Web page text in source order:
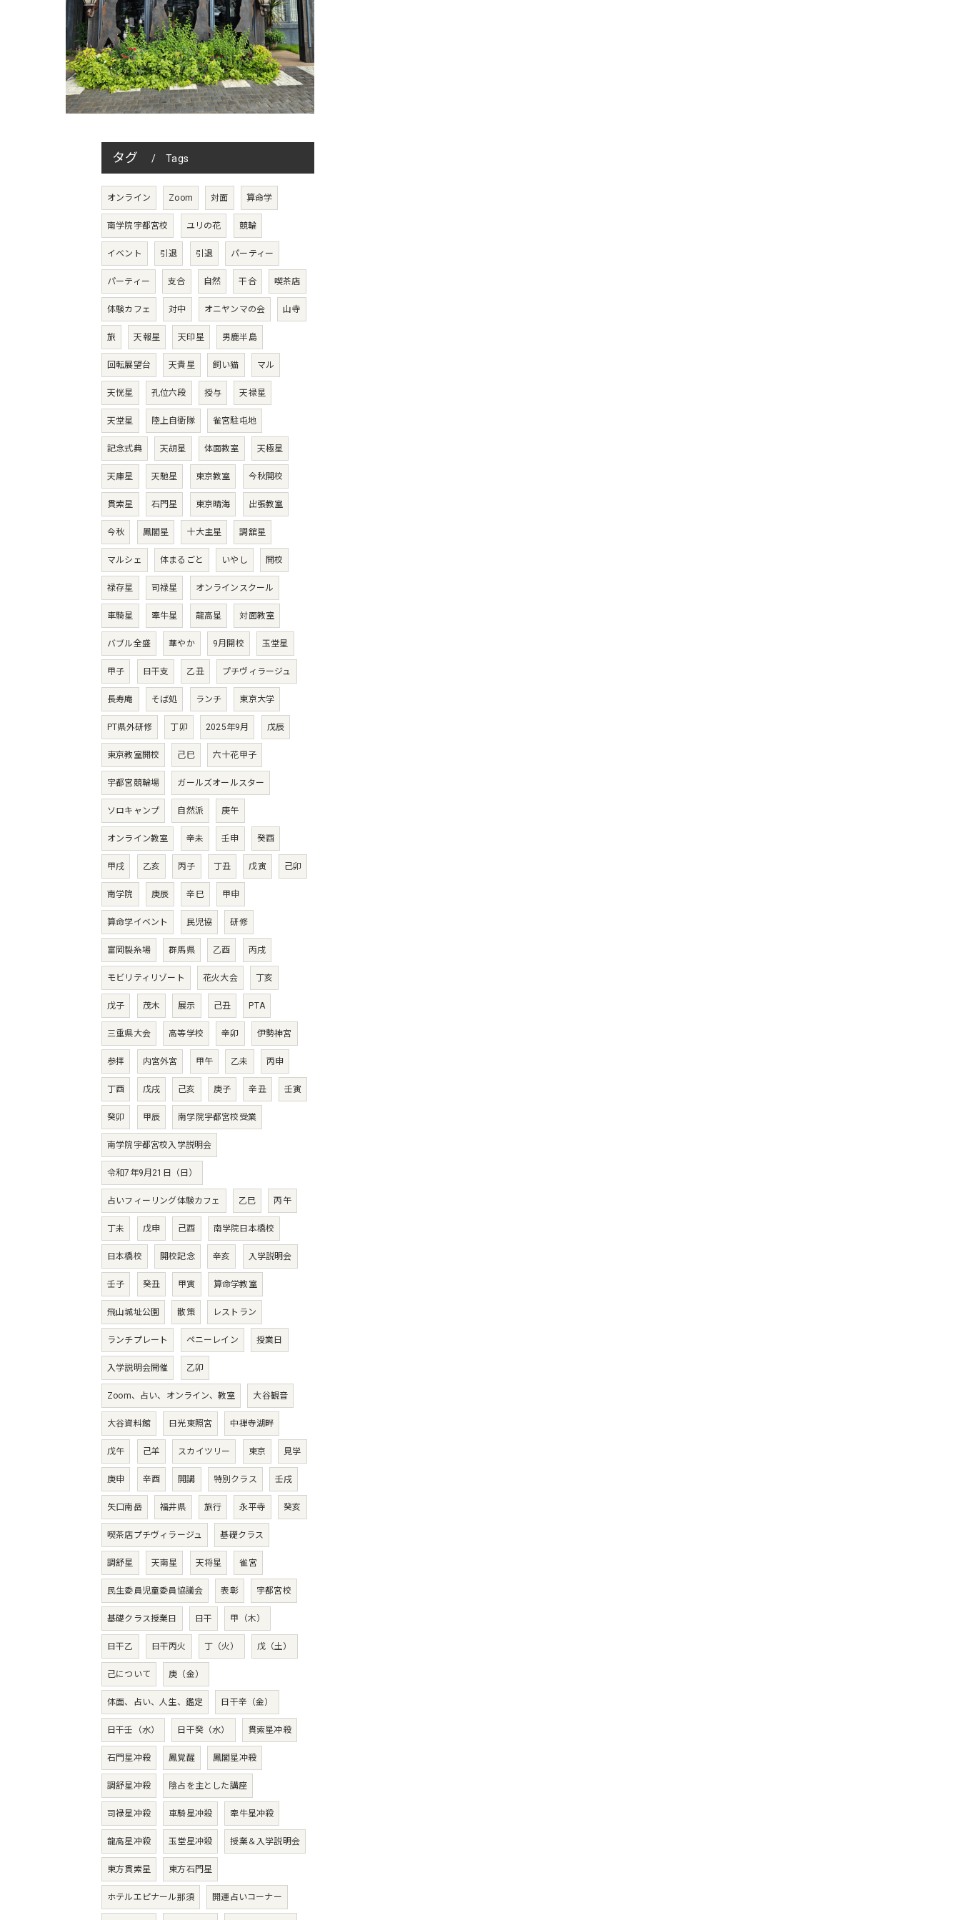
タグ Tags
オンライン Zoom 対面 算命学
南学院宇都宮校 ユリの花 競輪
イベント 引退 引退 パーティー
パーティー 支合 自然 干合 喫茶店
体験カフェ 対中 オニヤンマの会 山寺
旅 天報星 天印星 男鹿半島
回転展望台 天貴星 飼い猫 マル
天恍星 孔位六段 授与 天禄星
天堂星 陸上自衛隊 雀宮駐屯地
記念式典 天胡星 体面教室 天極星
天庫星 天馳星 東京教室 今秋開校
貫索星 石門星 東京晴海 出張教室
今秋 鳳閣星 十大主星 調舘星
マルシェ 体まるごと いやし 開校
禄存星 司禄星 オンラインスクール
車騎星 牽牛星 龍高星 対面教室
バブル全盛 華やか 9月開校 玉堂星
甲子 日干支 乙丑 プチヴィラージュ
長寿庵 そば処 ランチ 東京大学
PT県外研修 丁卯 2025年9月 戊辰
東京教室開校 己巳 六十花甲子
宇都宮競輪場 ガールズオールスター
ソロキャンプ 自然派 庚午
オンライン教室 辛未 壬申 癸酉
甲戌 乙亥 丙子 丁丑 戊寅 己卯
南学院 庚辰 辛巳 甲申
算命学イベント 民児協 研修
富岡製糸場 群馬県 乙酉 丙戌
モビリティリゾート 花火大会 丁亥
戊子 茂木 展示 己丑 PTA
三重県大会 高等学校 辛卯 伊勢神宮
参拝 内宮外宮 甲午 乙未 丙申
丁酉 戊戌 己亥 庚子 辛丑 壬寅
癸卯 甲辰 南学院宇都宮校受業
南学院宇都宮校入学説明会
令和7年9月21日（日）
占いフィーリング体験カフェ 乙巳 丙午
丁未 戊申 己酉 南学院日本橋校
日本橋校 開校記念 辛亥 入学説明会
壬子 癸丑 甲寅 算命学教室
飛山城址公園 散策 レストラン
ランチプレート ペニーレイン 授業日
入学説明会開催 乙卯
Zoom、占い、オンライン、教室 大谷観音
大谷資料館 日光東照宮 中禅寺湖畔
戊午 己羊 スカイツリー 東京 見学
庚申 辛酉 開講 特別クラス 壬戌
矢口南岳 福井県 旅行 永平寺 癸亥
喫茶店プチヴィラージュ 基礎クラス
調舒星 天南星 天将星 雀宮
民生委員児童委員協議会 表彰 宇都宮校
基礎クラス授業日 日干 甲（木）
日干乙 日干丙火 丁（火） 戊（土）
己について 庚（金）
体面、占い、人生、鑑定 日干辛（金）
日干壬（水） 日干癸（水） 貫索星冲殺
石門星冲殺 鳳覚醒 鳳閣星冲殺
調舒星冲殺 陰占を主とした講座
司禄星冲殺 車騎星冲殺 牽牛星冲殺
龍高星冲殺 玉堂星冲殺 授業＆入学説明会
東方貫索星 東方石門星
ホテルエピナール那須 開運占いコーナー